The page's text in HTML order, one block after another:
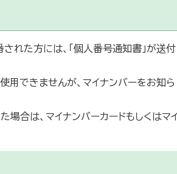
れた方には、「個人番号通知書」が送付
用できませんが、マイナンバーをお知ら
合は、マイナンバーカードもしくはマ